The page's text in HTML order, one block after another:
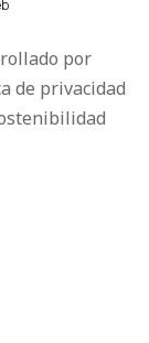
por
de privacidad